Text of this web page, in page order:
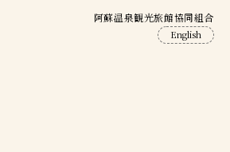
阿蘇温泉観光旅館協同組合
English